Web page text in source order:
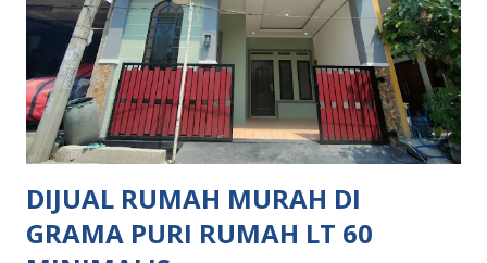
Menuju Tol Bekasi Timur (Jakarta - Cikampek) 5 Menit
Menuju Tol Tambun (Jakarta - Cikampek) 15 Menit Menuju
Tol Burangkeng (Cibitung - Cimanggis) Akses Menuju
Akses Stasiun Kereta: 10 Menit Menuju Stasiun LRT Jati
Mulya 25 Menit Menuju Stasiun KRL Tambun Fasilitas
Komersil ditempuh hitungan menit: Ma...
DIJUAL RUMAH MURAH DI
GRAMA PURI RUMAH LT 60